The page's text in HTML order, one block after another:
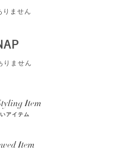
りません
りません
アイテム